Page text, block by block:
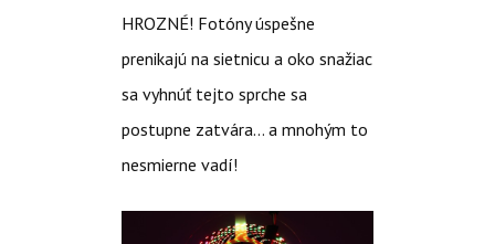
HROZNÉ! Fotóny úspešne
prenikajú na sietnicu a oko snažiac
sa vyhnúť tejto sprche sa
postupne zatvára… a mnohým to
nesmierne vadí!